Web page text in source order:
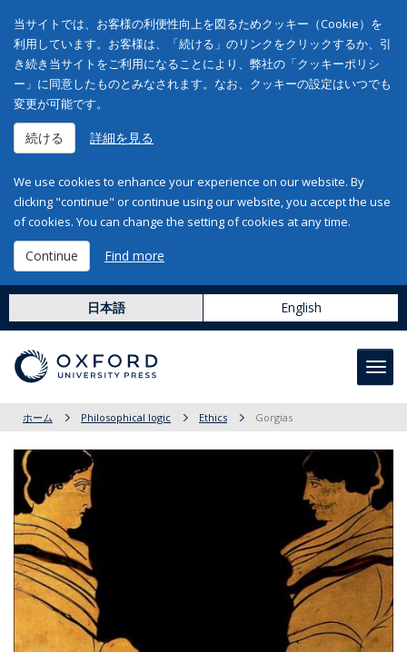
当サイトでは、お客様の利便性向上を図るためクッキー（Cookie）を
利用しています。お客様は、「続ける」のリンクをクリックするか、引
き続き当サイトをご利用になることにより、弊社の「クッキーポリシ
ー」に同意したものとみなされます。なお、クッキーの設定はいつでも
変更が可能です。
続ける 詳細を見る
We use cookies to enhance your experience on our website. By
clicking "continue" or continue using our website, you accept the use
of cookies. You can change the setting of cookies at any time.
Continue Find more
日本語 English
ホーム Philosophical logic Ethics Gorgias